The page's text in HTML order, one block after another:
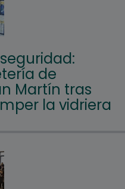
de
Martín tras
la vidriera